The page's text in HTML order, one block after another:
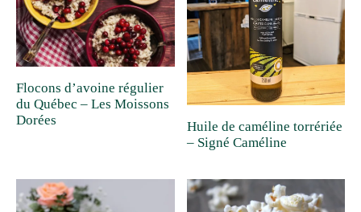
Flocons d’avoine régulier
du Québec – Les Moissons
Dorées
Huile de caméline torrériée
– Signé Caméline